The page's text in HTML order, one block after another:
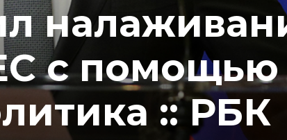
с помощью
:: РБК